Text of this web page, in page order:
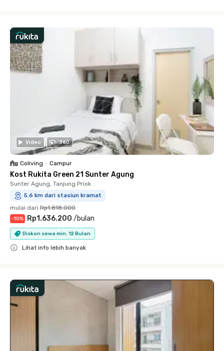
Video 360
Coliving • Campur
Kost Rukita Green 21 Sunter Agung
Sunter Agung, Tanjung Priok
5.6 km dari stasiun kramat
mulai dari Rp1.818.000
-10% Rp1.636.200 /bulan
Diskon sewa min. 12 Bulan
Lihat info lebih banyak